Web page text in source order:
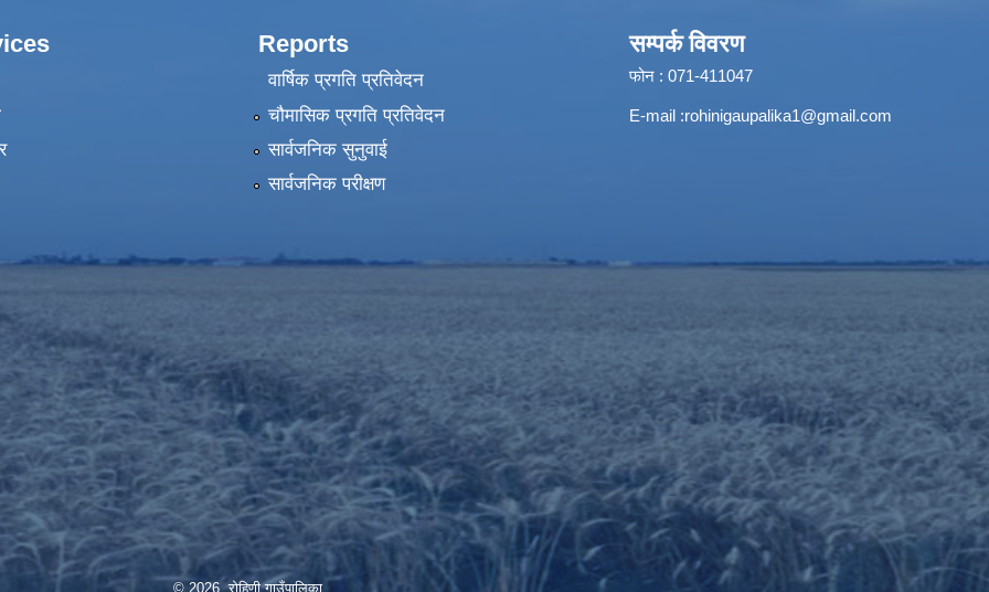
Reports
वार्षिक प्रगति प्रतिवेदन
चौमासिक प्रगति प्रतिवेदन
सार्वजनिक सुनुवाई
सार्वजनिक परीक्षण
सम्पर्क विवरण
फोन : 071-411047
E-mail :rohinigaupalika1@gmail.com
© 2026 रोहिणी गाउँपालिका